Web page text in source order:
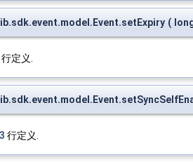
(
行定义.
行定义.